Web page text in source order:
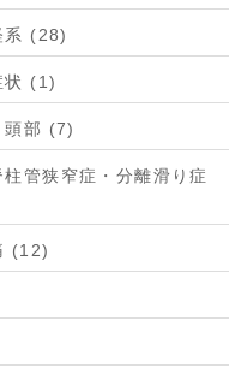
系 (28)
状 (1)
頭部 (7)
管狭窄症・分離滑り症
(12)